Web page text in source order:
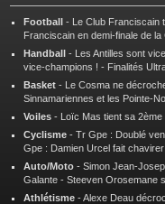
Football - Le Club Franciscain
Franciscain en demi-finale de
Handball - Les Antilles sont
vice-champions ! - Finalités
Basket - Le Cosma ne
Sinnamariennes et les Pointe-
Voiles - Loïc Mas tient sa 2ème
Cyclisme - Tr Gpe : Doublé
Gpe : Damien Urcel fait
Auto/Moto - Simon Jean-
Galante - Steeven Orosemane
Athlétisme -Alexe Deau